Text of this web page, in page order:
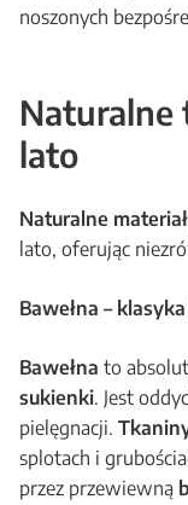
noszonych
Naturalne
lato
Naturalne
lato, oferując
Bawełna –
Bawełna to
sukienki. Jest
pielęgnacji.
splotach i
przez przewiewną